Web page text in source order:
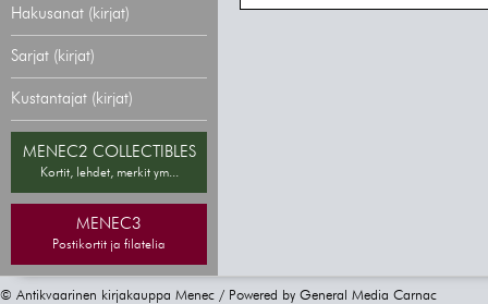
Hakusanat (kirjat)
Sarjat (kirjat)
Kustantajat (kirjat)
MENEC2 COLLECTIBLES
Kortit, lehdet, merkit ym...
MENEC3
Postikortit ja filatelia
© Antikvaarinen kirjakauppa Menec / Powered by General Media Carnac